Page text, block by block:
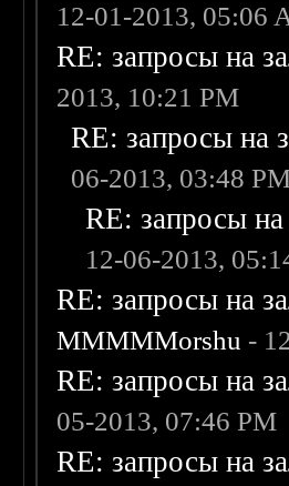
12-01-2013, 05:06
RE: запросы на
2013, 10:21 PM
RE: запросы на
06-2013, 03:48
RE: запросы
12-06-2013,
RE: запросы на
MMMMMorshu -
RE: запросы на
05-2013, 07:46 PM
RE: запросы на